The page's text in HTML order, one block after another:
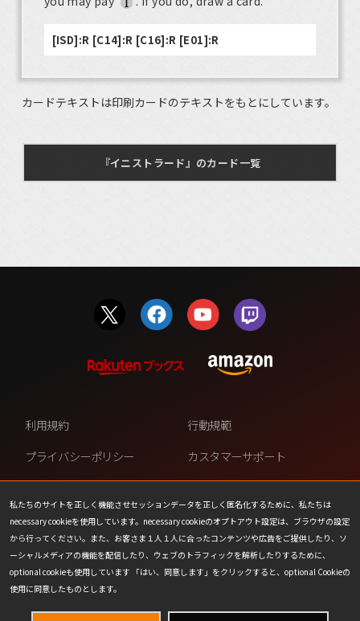
[ISD]:R [C14]:R [C16]:R [E01]:R
カードテキストは印刷カードのテキストをもとにしています。
『イニストラード』のカード一覧
私たちのサイトを正しく機能させセッションデータを正しく匿名化するために、私たちは
necessary cookieを使用しています。necessary cookieのオプトアウト設定は、ブラウザの設定
から行ってください。また、お客さま１人１人に合ったコンテンツや広告をご提供したり、ソ
ーシャルメディアの機能を配信したり、ウェブのトラフィックを解析したりするために、
optional cookieも使用しています 「はい、同意します」をクリックすると、optional Cookieの
使用に同意したものとします。
利用規約
行動規範
プライバシーポリシー
カスタマーサポート
ファンコンテンツ・ポリシー
個人情報の販売や共有を許可し
ない
COOKIE
プレスリリース
会社情報
お問い合わせ